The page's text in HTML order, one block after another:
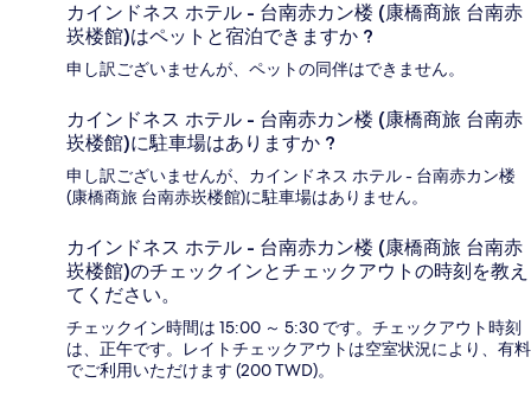
カインドネス ホテル - 台南赤カン楼 (康橋商旅 台南赤
崁楼館)はペットと宿泊できますか ?
申し訳ございませんが、ペットの同伴はできません。
カインドネス ホテル - 台南赤カン楼 (康橋商旅 台南赤
崁楼館)に駐車場はありますか ?
申し訳ございませんが、カインドネス ホテル - 台南赤カン楼
(康橋商旅 台南赤崁楼館)に駐車場はありません。
カインドネス ホテル - 台南赤カン楼 (康橋商旅 台南赤
崁楼館)のチェックインとチェックアウトの時刻を教え
てください。
チェックイン時間は 15:00 ～ 5:30 です。チェックアウト時刻
は、正午です。レイトチェックアウトは空室状況により、有料
でご利用いただけます (200 TWD)。